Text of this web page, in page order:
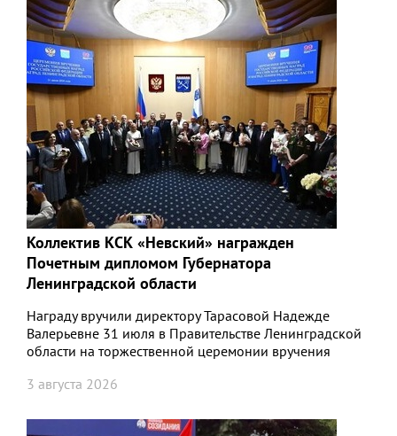
Коллектив КСК «Невский» награжден
Почетным дипломом Губернатора
Ленинградской области
Награду вручили директору Тарасовой Надежде
Валерьевне 31 июля в Правительстве Ленинградской
области на торжественной церемонии вручения
наград Ленинградской области, а также поощрени
3 августа 2026